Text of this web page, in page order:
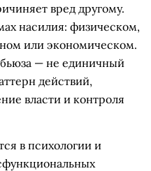
вред другому.
насилия: физическом,
или экономическом.
— не единичный
действий,
власти и контроля
в психологии и